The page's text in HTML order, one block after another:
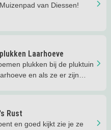
van Diessen!
Laarhoeve
plukken bij de pluktuin
en als ze er zijn
Rust
en goed kijkt zie je ze